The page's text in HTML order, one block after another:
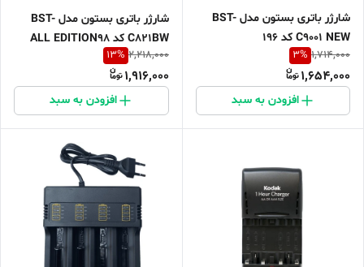
شارژر باتری بستون مدل BST-
C9001 NEW کد 196
1,714,000
3%
1,654,000
افزودن به سبد
شارژر باتری بستون مدل BST-
C821BW کد ALL EDITION98
2,218,000
13%
1,916,000
افزودن به سبد